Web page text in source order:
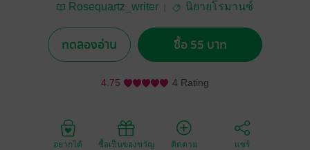
Rosequartz_writer นิยายโรมานซ์
ทดลองอ่าน ซื้อ 55 บาท
4.75 4 Rating
อยากได้ ซื้อเป็นของขวัญ ติดตาม แชร์